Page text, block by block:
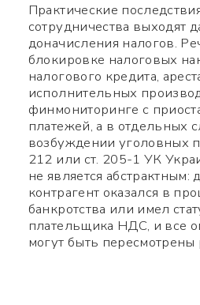
Практические
сотрудничества выходят
доначисления налогов.
блокировке налоговых
налогового кредита,
исполнительных
финмониторинге с
платежей, а в отдельных
возбуждении уголовных
212 или ст. 205-1 УК
не является абстрактным:
контрагент оказался в
банкротства или имел
плательщика НДС, и все
могут быть пересмотрены